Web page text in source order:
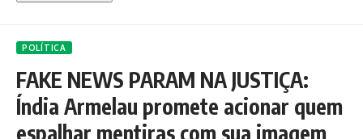
POLÍTICA
FAKE NEWS PARAM NA JUSTIÇA:
Índia Armelau promete acionar quem
espalhar mentiras com sua imagem